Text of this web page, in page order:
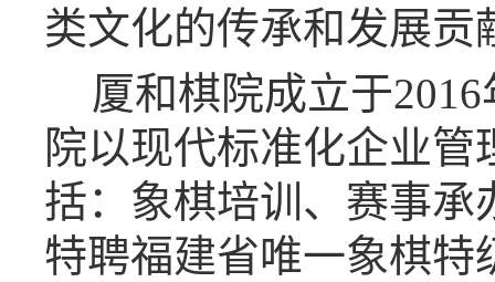
类文化的传承和发展贡
厦和棋院成立于
院以现代标准化企业
括：象棋培训、赛事承
特聘福建省唯一象棋特